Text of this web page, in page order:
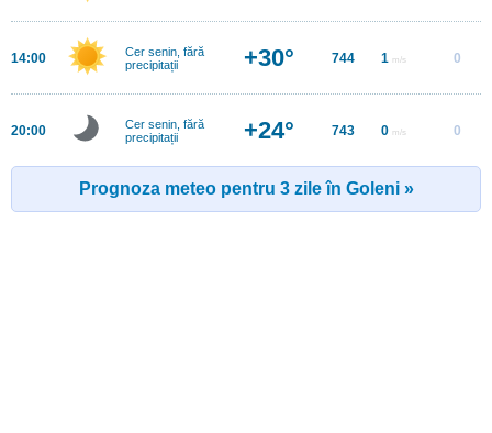
14:00
Cer senin, fără
precipitații
+30° 744 1 m/s 0
20:00
Cer senin, fără
precipitații
+24° 743 0 m/s 0
Prognoza meteo pentru 3 zile în Goleni »